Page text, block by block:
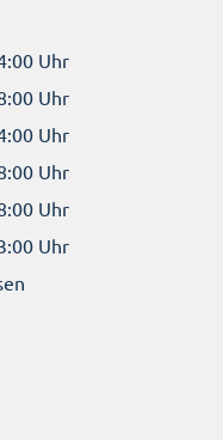
Uhr
Uhr
Uhr
Uhr
Uhr
Uhr